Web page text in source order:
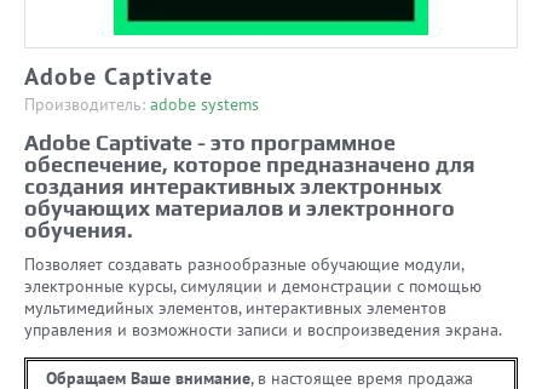
Adobe Captivate
Производитель: adobe systems
Adobe Captivate - это программное
обеспечение, которое предназначено для
создания интерактивных электронных
обучающих материалов и электронного
обучения.
Позволяет создавать разнообразные обучающие модули,
электронные курсы, симуляции и демонстрации с помощью
мультимедийных элементов, интерактивных элементов
управления и возможности записи и воспроизведения экрана.
Обращаем Ваше внимание, в настоящее время продажа